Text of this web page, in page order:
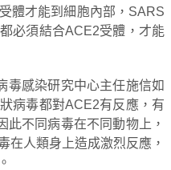
體才能到細胞內部，SARS
必須結合ACE2受體，才能
毒感染研究中心主任施信如
病毒都對ACE2有反應，有
不同病毒在不同動物上，
在人類身上造成激烈反應，